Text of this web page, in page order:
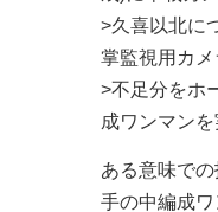
>久喜以北に
掌監視用カメ
>不足分をホ
成ワンマン
ある意味で
手の中編成